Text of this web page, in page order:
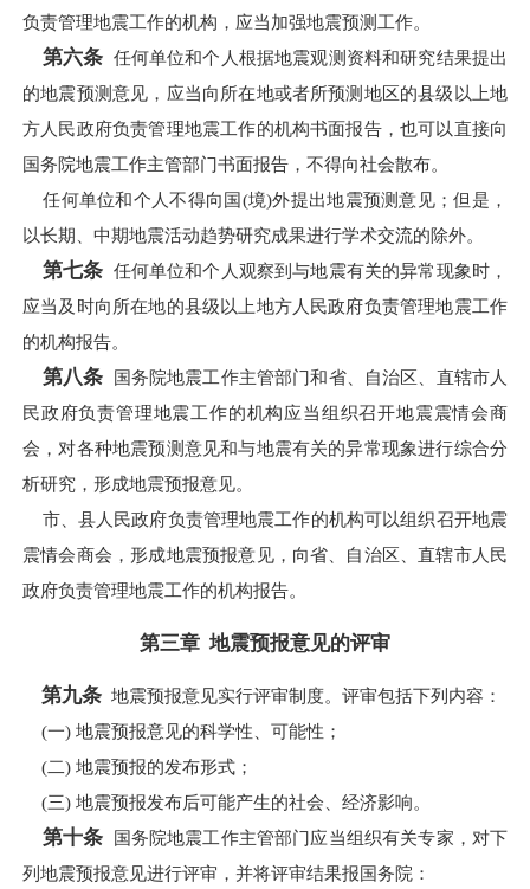
负责管理地震工作的机构，应当加强地震预测工作。
第六条 任何单位和个人根据地震观测资料和研究结果提出
的地震预测意见，应当向所在地或者所预测地区的县级以上地
方人民政府负责管理地震工作的机构书面报告，也可以直接向
国务院地震工作主管部门书面报告，不得向社会散布。
任何单位和个人不得向国(境)外提出地震预测意见；但是，
以长期、中期地震活动趋势研究成果进行学术交流的除外。
第七条 任何单位和个人观察到与地震有关的异常现象时，
应当及时向所在地的县级以上地方人民政府负责管理地震工作
的机构报告。
第八条 国务院地震工作主管部门和省、自治区、直辖市人
民政府负责管理地震工作的机构应当组织召开地震震情会商
会，对各种地震预测意见和与地震有关的异常现象进行综合分
析研究，形成地震预报意见。
市、县人民政府负责管理地震工作的机构可以组织召开地震
震情会商会，形成地震预报意见，向省、自治区、直辖市人民
政府负责管理地震工作的机构报告。
第三章 地震预报意见的评审
第九条 地震预报意见实行评审制度。评审包括下列内容：
(一) 地震预报意见的科学性、可能性；
(二) 地震预报的发布形式；
(三) 地震预报发布后可能产生的社会、经济影响。
第十条 国务院地震工作主管部门应当组织有关专家，对下
列地震预报意见进行评审，并将评审结果报国务院：